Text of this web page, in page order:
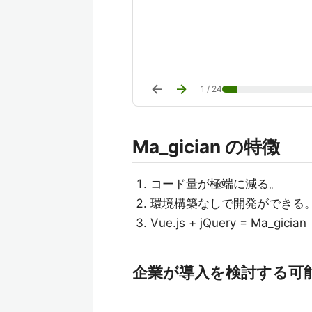
arrow_back arrow_forward 1 / 24
Ma_gician の特徴
コード量が極端に減る。
環境構築なしで開発ができる。
Vue.js + jQuery = Ma_gician
企業が導入を検討する可